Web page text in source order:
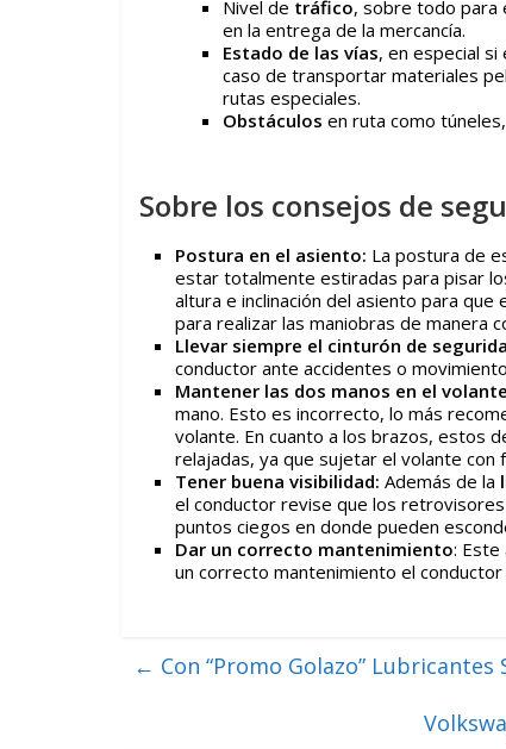
Nivel de tráfico, sobre todo para
en la entrega de la mercancía.
Estado de las vías, en especial
caso de transportar materiales
rutas especiales.
Obstáculos en ruta como
Sobre los consejos de
Postura en el asiento: La postura de
estar totalmente estiradas para pisar
altura e inclinación del asiento para
para realizar las maniobras de manera
Llevar siempre el cinturón de
conductor ante accidentes o
Mantener las dos manos en el
mano. Esto es incorrecto, lo más
volante. En cuanto a los brazos, estos
relajadas, ya que sujetar el volante con
Tener buena visibilidad: Además de la
el conductor revise que los
puntos ciegos en donde pueden
Dar un correcto mantenimiento: Este
un correcto mantenimiento el
← Con “Promo Golazo”